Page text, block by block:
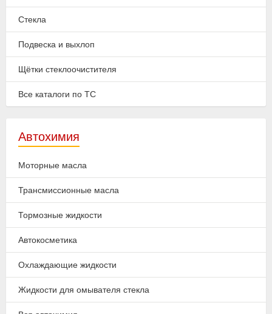
Стекла
Подвеска и выхлоп
Щётки стеклоочистителя
Все каталоги по ТС
Автохимия
Моторные масла
Трансмиссионные масла
Тормозные жидкости
Автокосметика
Охлаждающие жидкости
Жидкости для омывателя стекла